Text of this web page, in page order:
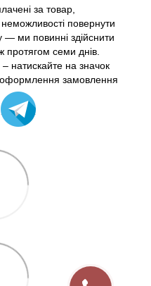
за товар,
повернути
— ми повинні здійснити
протягом семи днів.
натискайте на значок
оформлення замовлення